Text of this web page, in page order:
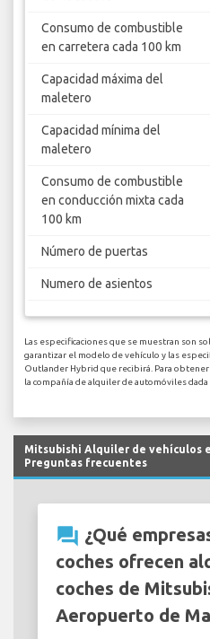
Consumo de combustible
en carretera cada 100 km
Capacidad máxima del
maletero
Capacidad mínima del
maletero
Consumo de combustible
en conducción mixta cada
100 km
Número de puertas
Numero de asientos
Las especificaciones que se muestran son
garantizar el modelo de vehículo y las
Outlander Hybrid que recibirá. Para
la compañía de alquiler de automóviles
Mitsubishi Alquiler de vehículos
Preguntas frecuentes
question_answer ¿Qué
coches ofrecen
coches de
Aeropuerto de